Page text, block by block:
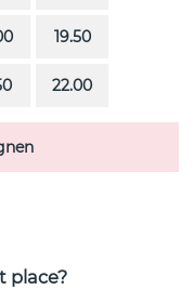
19.50
22.00
place?